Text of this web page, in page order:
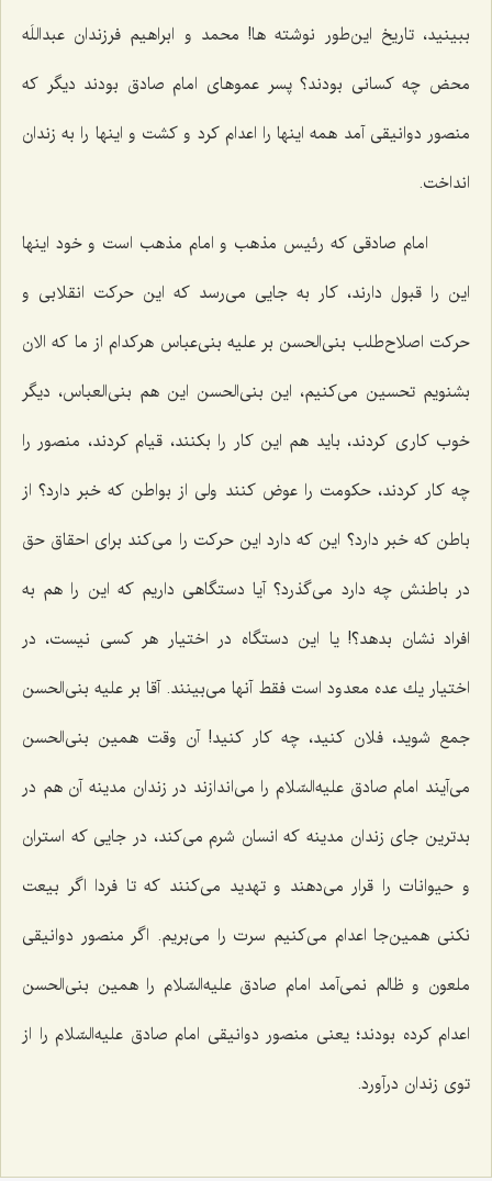
ببینید، تاریخ این‌طور نوشته ها! محمد و ابراهیم فرزندان عبداللَه
محض چه كسانی بودند؟ پسر عموهای امام صادق بودند دیگر كه
منصور دوانیقی آمد همه اینها را اعدام كرد و كشت و اینها را به زندان
انداخت.
امام صادقی كه رئیس مذهب و امام مذهب است و خود اینها
این را قبول دارند، كار به جایی می‌رسد كه این حركت انقلابی و
حركت اصلاح‌طلب بنی‌الحسن بر علیه بنی‌عباس هركدام از ما كه الان
بشنویم تحسین می‌كنیم، این بنی‌الحسن این هم بنی‌العباس، دیگر
خوب كاری كردند، باید هم این كار را بكنند، قیام كردند، منصور را
چه كار كردند، حكومت را عوض كنند ولی از بواطن كه خبر دارد؟ از
باطن كه خبر دارد؟ این كه دارد این حركت را می‌كند برای احقاق حق
در باطنش چه دارد می‌گذرد؟ آیا دستگاهی داریم كه این را هم به
افراد نشان بدهد؟! یا این دستگاه در اختیار هر كسی نیست، در
اختیار یك عده معدود است فقط آنها می‌بینند. آقا بر علیه بنی‌الحسن
جمع شوید، فلان كنید، چه كار كنید! آن وقت همین بنی‌الحسن
می‌آیند امام صادق علیه‌السّلام را می‌اندازند در زندان مدینه آن هم در
بدترین جای زندان مدینه كه انسان شرم می‌كند، در جایی كه استران
و حیوانات را قرار می‌دهند و تهدید می‌كنند كه تا فردا اگر بیعت
نكنی همین‌جا اعدام می‌كنیم سرت را می‌بریم. اگر منصور دوانیقی
ملعون و ظالم نمی‌آمد امام صادق علیه‌السّلام را همین بنی‌الحسن
اعدام كرده بودند؛ یعنی منصور دوانیقی امام صادق علیه‌السّلام را از
توی زندان درآورد.